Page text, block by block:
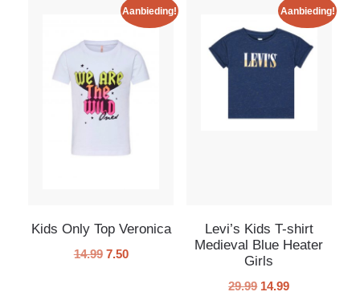
Aanbieding!
Kids Only Top Veronica
14.99 7.50
Aanbieding!
Levi’s Kids T-shirt
Medieval Blue Heater
Girls
29.99 14.99